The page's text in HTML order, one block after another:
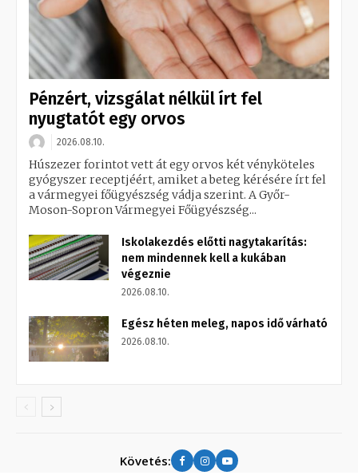
Pénzért, vizsgálat nélkül írt fel
nyugtatót egy orvos
2026.08.10.
Húszezer forintot vett át egy orvos két vényköteles
gyógyszer receptjéért, amiket a beteg kérésére írt fel
a vármegyei főügyészség vádja szerint. A Győr-
Moson-Sopron Vármegyei Főügyészség...
Iskolakezdés előtti nagytakarítás:
nem mindennek kell a kukában
végeznie
2026.08.10.
Egész héten meleg, napos idő várható
2026.08.10.
Követés: